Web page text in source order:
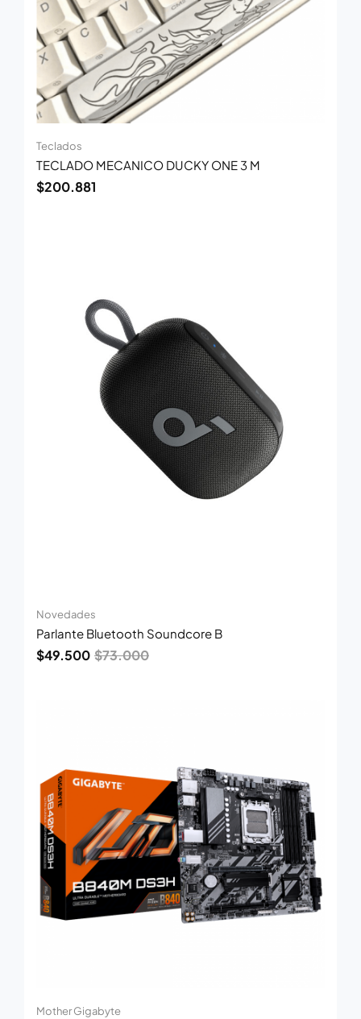
Teclados
TECLADO MECANICO DUCKY ONE 3 M
$200.881
Novedades
Parlante Bluetooth Soundcore B
$73.000
$49.500
Mother Gigabyte